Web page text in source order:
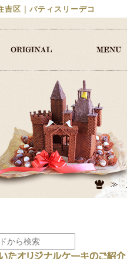
吉区｜パティスリーデコ
≫